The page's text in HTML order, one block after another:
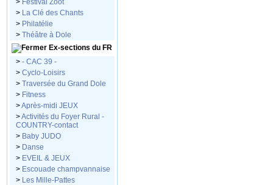
> Festival Zoot
> La Clé des Chants
> Philatélie
> Théâtre à Dole
Ex-sections du FR
> - CAC 39 -
> Cyclo-Loisirs
> Traversée du Grand Dole
> Fitness
>Après-midi JEUX
>Activités du Foyer Rural -
COUNTRY-contact
> Baby JUDO
> Danse
> EVEIL & JEUX
> Escouade champvannaise
> Les Mille-Pattes